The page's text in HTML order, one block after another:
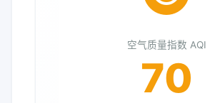
空气质量指数 AQI
70